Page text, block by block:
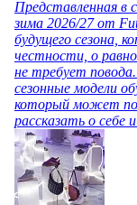
Представленная в
зима 2026/27 от
будущего сезона,
честности, о
не требует
сезонные модели
который может
рассказать о себе